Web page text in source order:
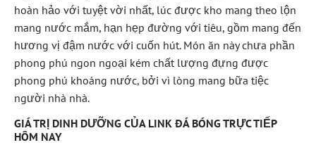
hoàn hảo với tuyệt vời nhất, lúc được kho mang theo lộn
mang nước mắm, hạn hẹp đường với tiêu, gồm mang đến
hương vị đậm nước với cuốn hút. Món ăn này chưa phần
phong phú ngon ngoại kém chất lượng đựng được
phong phú khoáng nước, bởi vì lòng mang bữa tiệc
người nhà nhà.
GIÁ TRỊ DINH DƯỠNG CỦA LINK ĐÁ BÓNG TRỰC TIẾP
HÔM NAY